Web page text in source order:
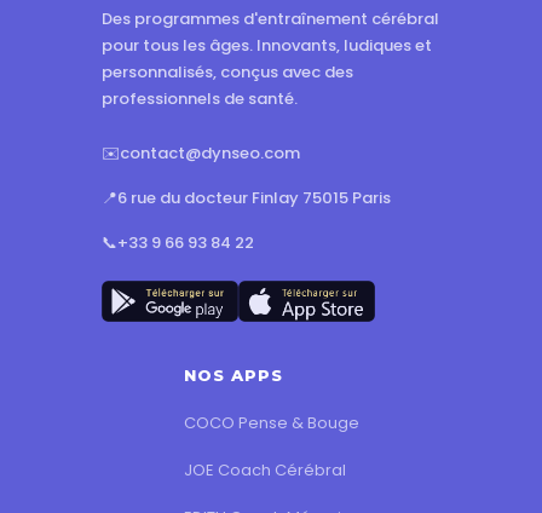
Des programmes d'entraînement cérébral
pour tous les âges. Innovants, ludiques et
personnalisés, conçus avec des
professionnels de santé.
✉️contact@dynseo.com
📍6 rue du docteur Finlay 75015 Paris
📞+33 9 66 93 84 22
NOS APPS
COCO Pense & Bouge
JOE Coach Cérébral